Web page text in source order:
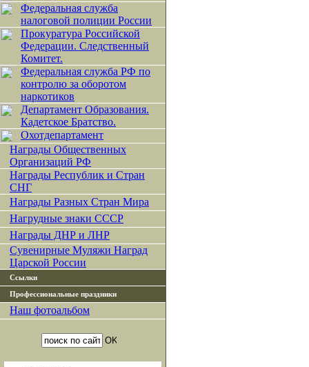
Федеральная служба
налоговой полиции России
Прокуратура Российской
Федерации. Следственный
Комитет.
Федеральная служба РФ по
контролю за оборотом
наркотиков
Департамент Образования.
Кадетское Братство.
Охотдепартамент
Награды Общественных
Организаций РФ
Награды Республик и Стран
СНГ
Награды Разных Стран Мира
Нагрудные знаки СССР
Награды ДНР и ЛНР
Сувенирные Муляжи Наград
Царской России
Ссылки
Профессиональные праздники
Наш фотоальбом